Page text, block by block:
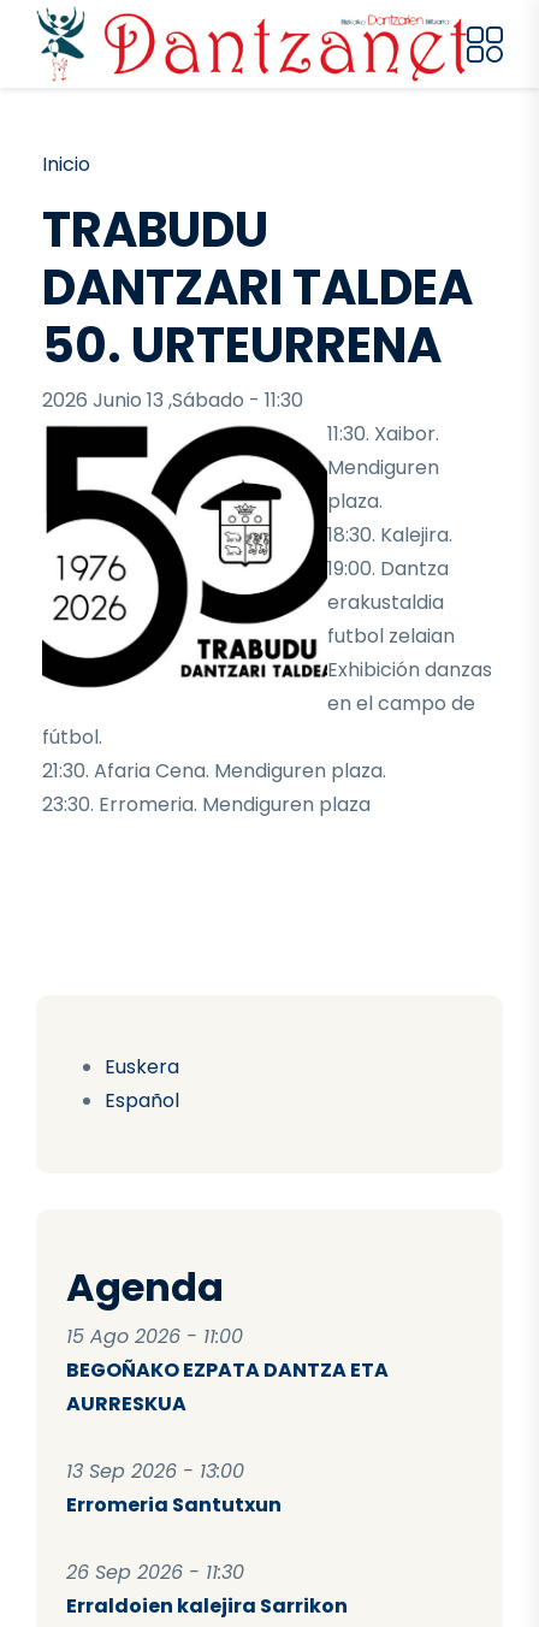
Pasar al contenido principal
Euskera
Español
Agenda
15 Ago 2026 - 11:00
BEGOÑAKO EZPATA DANTZA ETA
AURRESKUA
13 Sep 2026 - 13:00
Erromeria Santutxun
26 Sep 2026 - 11:30
Erraldoien kalejira Sarrikon
Ruta de navegación
Inicio
TRABUDU
DANTZARI TALDEA
50. URTEURRENA
2026 Junio 13 ,Sábado - 11:30
11:30. Xaibor.
Mendiguren
plaza.
18:30. Kalejira.
19:00. Dantza
erakustaldia
futbol zelaian
Exhibición danzas
en el campo de
fútbol.
21:30. Afaria Cena. Mendiguren plaza.
23:30. Erromeria. Mendiguren plaza